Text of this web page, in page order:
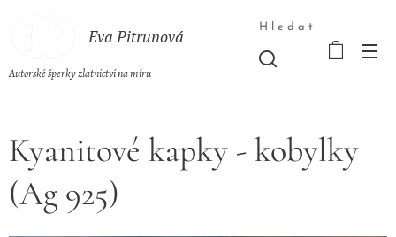
Eva Pitrunová
Autorské šperky zlatnictví na míru
Hledat
Kyanitové kapky - kobylky
(Ag 925)